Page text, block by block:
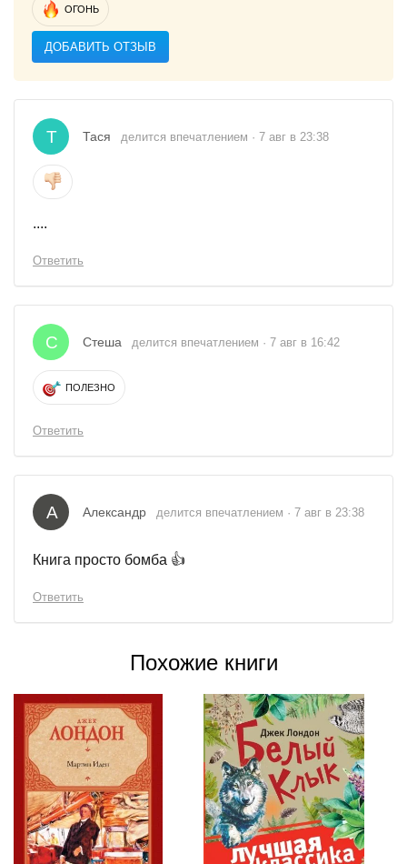
ОГОНЬ
ДОБАВИТЬ ОТЗЫВ
Т Тася делится впечатлением · 7 авг в 23:38
....
Ответить
С Стеша делится впечатлением · 7 авг в 16:42
ПОЛЕЗНО
Ответить
А Александр делится впечатлением · 7 авг в 23:38
Книга просто бомба 👍
Ответить
Похожие книги